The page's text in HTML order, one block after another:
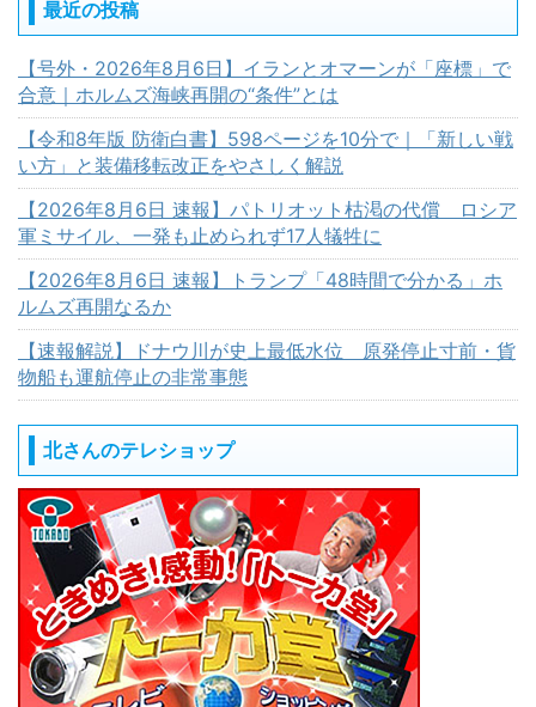
最近の投稿
【号外・2026年8月6日】イランとオマーンが「座標」で
合意｜ホルムズ海峡再開の“条件”とは
【令和8年版 防衛白書】598ページを10分で｜「新しい戦
い方」と装備移転改正をやさしく解説
【2026年8月6日 速報】パトリオット枯渇の代償 ロシア
軍ミサイル、一発も止められず17人犠牲に
【2026年8月6日 速報】トランプ「48時間で分かる」ホ
ルムズ再開なるか
【速報解説】ドナウ川が史上最低水位 原発停止寸前・貨
物船も運航停止の非常事態
北さんのテレショップ